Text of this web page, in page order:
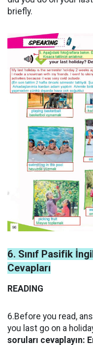
briefly.
6. Sınıf Pasifik
Cevapları
READING
6.Before you read,
you last go on a
soruları cevaplayın: